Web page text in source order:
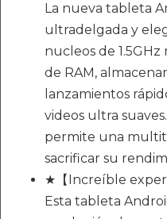
La nueva tableta
ultradelgada y
nucleos de 1.5GHz
de RAM,
lanzamientos
videos ultra
permite una
sacrificar su
★【Increíble
Esta tableta